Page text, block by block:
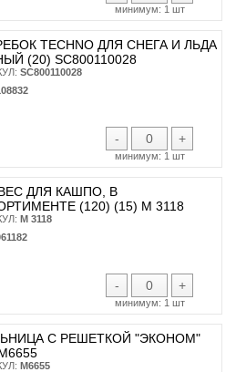
минимум: 1 шт
TECHNO ДЛЯ СНЕГА И ЛЬДА
(20) SC800110028
SC800110028
- +
минимум: 1 шт
ДЛЯ КАШПО, В
(120) (15) М 3118
М 3118
- +
минимум: 1 шт
С РЕШЕТКОЙ "ЭКОНОМ"
М6655